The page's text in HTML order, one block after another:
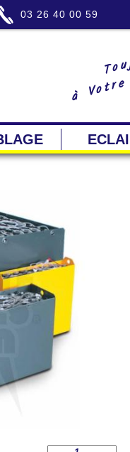
03 26 40 00 59
à